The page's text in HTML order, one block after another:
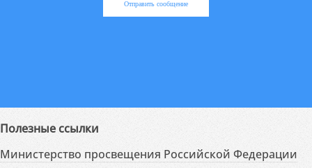
Отправить сообщение
Полезные ссылки
Министерство просвещения Российской Федерации